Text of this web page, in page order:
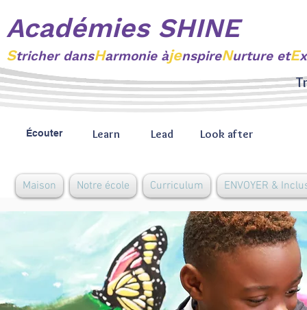
Académies SHINE
Stricher dansHarmonie àjenspireNurture etE
Écouter Learn Lead Look after
Maison Notre école Curriculum ENVOYER &